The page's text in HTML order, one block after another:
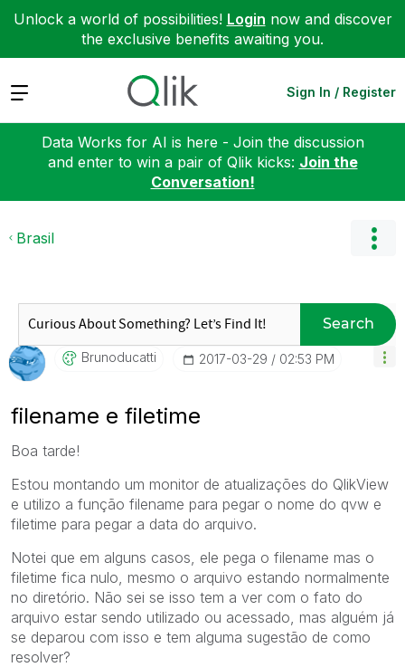
Unlock a world of possibilities! Login now and discover
the exclusive benefits awaiting you.
Expand Sign In / Register
Data Works for AI is here - Join the discussion
and enter to win a pair of Qlik kicks: Join the
Conversation!
Brasil
Search
Brunoducatti ‎2017-03-29 02:53 PM
filename e filetime
Boa tarde!
Estou montando um monitor de atualizações do QlikView
e utilizo a função filename para pegar o nome do qvw e
filetime para pegar a data do arquivo.
Notei que em alguns casos, ele pega o filename mas o
filetime fica nulo, mesmo o arquivo estando normalmente
no diretório. Não sei se isso tem a ver com o fato do
arquivo estar sendo utilizado ou acessado, mas alguém já
se deparou com isso e tem alguma sugestão de como
resolver?